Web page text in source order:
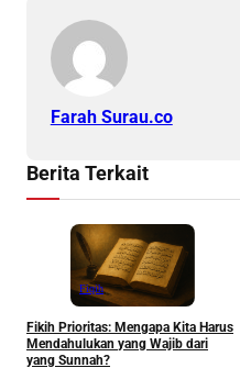
Farah Surau.co
Berita Terkait
Fiqih
Fikih Prioritas: Mengapa Kita Harus
Mendahulukan yang Wajib dari
yang Sunnah?